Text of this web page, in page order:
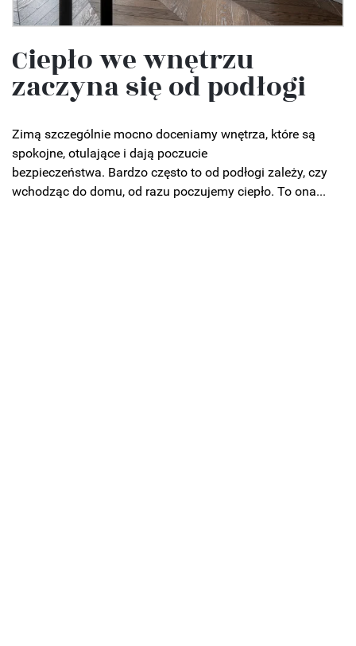
Ciepło we wnętrzu
zaczyna się od podłogi
Zimą szczególnie mocno doceniamy wnętrza, które są
spokojne, otulające i dają poczucie
bezpieczeństwa. Bardzo często to od podłogi zależy, czy
wchodząc do domu, od razu poczujemy ciepło. To ona...